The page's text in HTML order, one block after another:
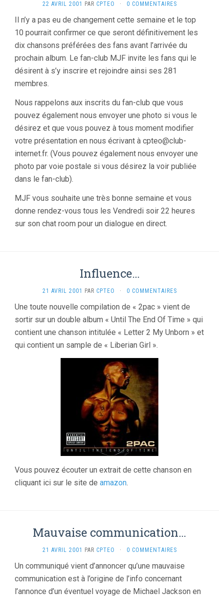
22 AVRIL 2001 PAR CPTEO · 0 COMMENTAIRES
Il n’y a pas eu de changement cette semaine et le top
10 pourrait confirmer ce que seront définitivement les
dix chansons préférées des fans avant l’arrivée du
prochain album. Le fan-club MJF invite les fans qui le
désirent à s’y inscrire et rejoindre ainsi ses 281
membres.
Nous rappelons aux inscrits du fan-club que vous
pouvez également nous envoyer une photo si vous le
désirez et que vous pouvez à tous moment modifier
votre présentation en nous écrivant à cpteo@club-
internet.fr. (Vous pouvez également nous envoyer une
photo par voie postale si vous désirez la voir publiée
dans le fan-club).
MJF vous souhaite une très bonne semaine et vous
donne rendez-vous tous les Vendredi soir 22 heures
sur son chat room pour un dialogue en direct.
Influence…
21 AVRIL 2001 PAR CPTEO · 0 COMMENTAIRES
Une toute nouvelle compilation de « 2pac » vient de
sortir sur un double album « Until The End Of Time » qui
contient une chanson intitulée « Letter 2 My Unborn » et
qui contient un sample de « Liberian Girl ».
Vous pouvez écouter un extrait de cette chanson en
cliquant ici sur le site de amazon.
Mauvaise communication…
21 AVRIL 2001 PAR CPTEO · 0 COMMENTAIRES
Un communiqué vient d’annoncer qu’une mauvaise
communication est à l’origine de l’info concernant
l’annonce d’un éventuel voyage de Michael Jackson en